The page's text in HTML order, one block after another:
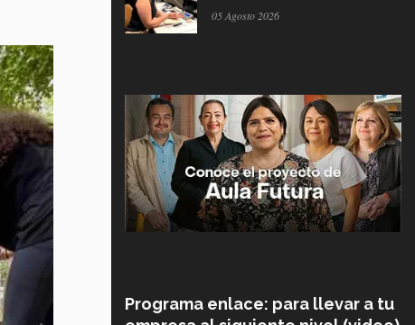
05 Agosto 2026
Programa enlace: para llevar a tu